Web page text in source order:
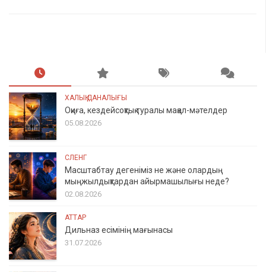
ХАЛЫҚ ДАНАЛЫҒЫ
Оқиға, кездейсоқтық туралы мақал-мәтелдер
05.08.2026
СЛЕНГ
Масштабтау дегеніміз не және олардың
мыңжылдықтардан айырмашылығы неде?
02.08.2026
АТТАР
Дильназ есімінің мағынасы
31.07.2026